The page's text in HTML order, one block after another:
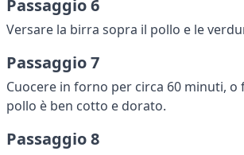
Passaggio 6
Versare la birra sopra il pollo e le
Passaggio 7
Cuocere in forno per circa 60 minuti, o
pollo è ben cotto e dorato.
Passaggio 8